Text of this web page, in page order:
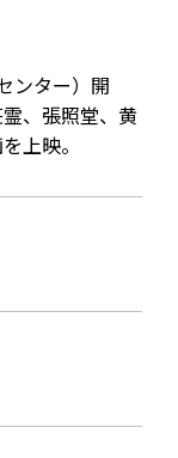
ンター）開
、張照堂、黄
上映。